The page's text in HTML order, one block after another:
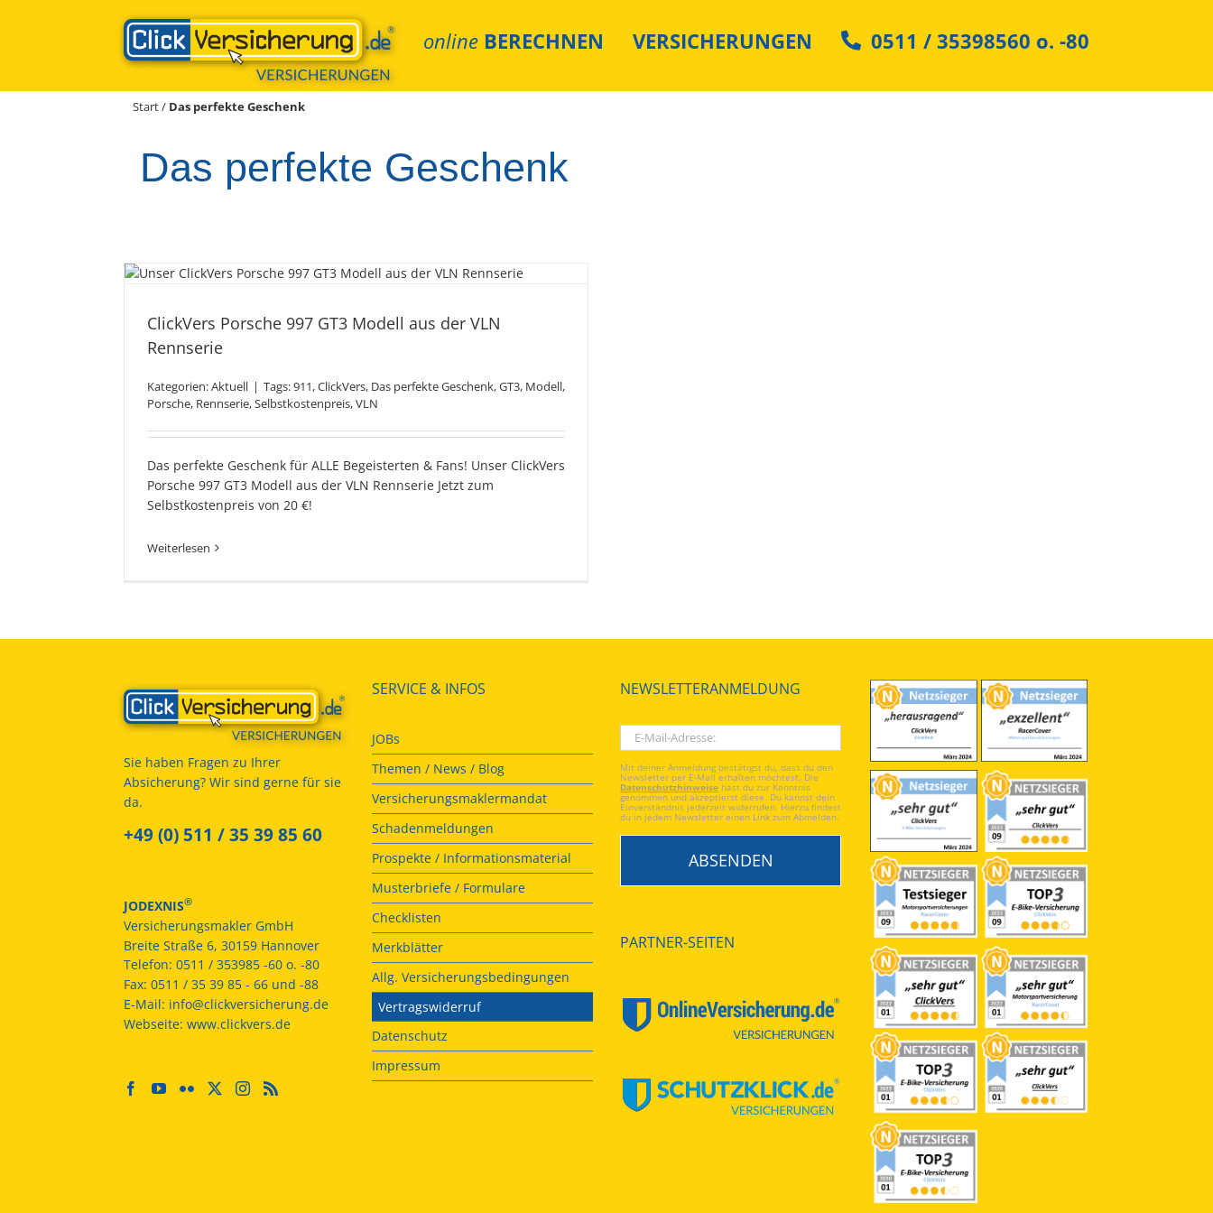
online BERECHNEN VERSICHERUNGEN 0511 / 35398560 o. -80
Start/ Das perfekte Geschenk
Das perfekte Geschenk
ClickVers Porsche 997 GT3 Modell aus
der VLN Rennserie
ClickVers Porsche 997 GT3 Modell aus der VLN
Rennserie
Kategorien:Aktuell | Tags:911,ClickVers, Das perfekte Geschenk,GT3, Modell,
Porsche, Rennserie,Selbstkostenpreis,VLN
Das perfekte Geschenk für ALLE Begeisterten & Fans! Unser ClickVers
Porsche 997 GT3 Modell aus der VLN Rennserie Jetzt zum
Selbstkostenpreis von 20 €!
Weiterlesen
Sie haben Fragen zu Ihrer
Absicherung? Wir sind gerne für sie
da.
+49 (0) 511 / 35 39 85 60
JODEXNIS®
Versicherungsmakler GmbH
Breite Straße 6, 30159 Hannover
Telefon: 0511 / 353985 -60 o. -80
Fax: 0511 / 35 39 85 - 66 und -88
E-Mail: info@clickversicherung.de
Webseite: www.clickvers.de
SERVICE & INFOS
JOBs
Themen / News / Blog
Versicherungsmaklermandat
Schadenmeldungen
Prospekte / Informationsmaterial
Musterbriefe / Formulare
Checklisten
Merkblätter
Allg. Versicherungsbedingungen
Vertragswiderruf
Datenschutz
Impressum
NEWSLETTERANMELDUNG
Mit deiner Anmeldung bestätigst du, dass du den
Newsletter per E-Mail erhalten möchtest. Die
Datenschutzhinweise hast du zur Kenntnis
genommen und akzeptierst diese. Du kannst dein
Einverständnis jederzeit widerrufen. Hierzu findest
du in jedem Newsletter einen Link zum Abmelden.
PARTNER-SEITEN